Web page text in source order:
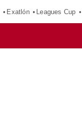
Exatlón Leagues Cup